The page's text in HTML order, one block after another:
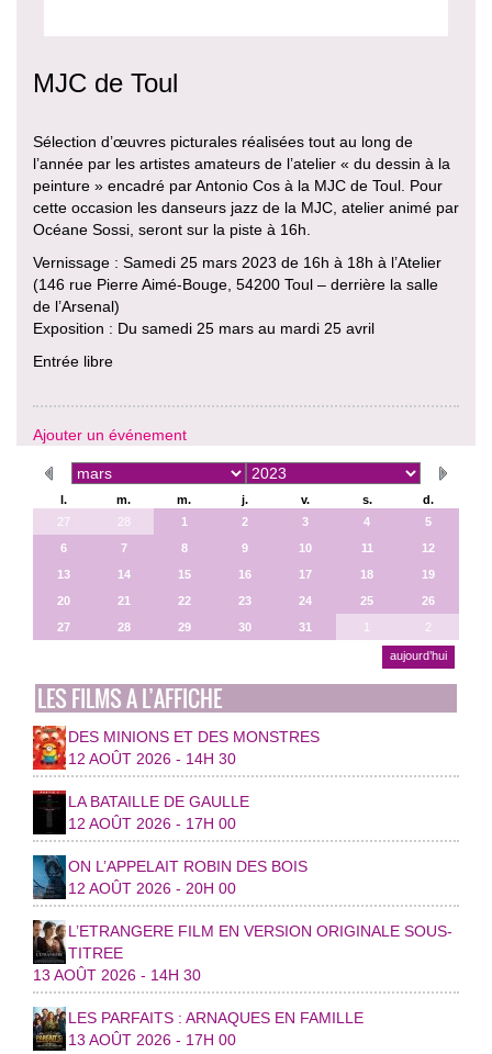
MJC de Toul
Sélection d’œuvres picturales réalisées tout au long de
l’année par les artistes amateurs de l’atelier « du dessin à la
peinture » encadré par Antonio Cos à la MJC de Toul. Pour
cette occasion les danseurs jazz de la MJC, atelier animé par
Océane Sossi, seront sur la piste à 16h.
Vernissage : Samedi 25 mars 2023 de 16h à 18h à l’Atelier
(146 rue Pierre Aimé-Bouge, 54200 Toul – derrière la salle
de l’Arsenal)
Exposition : Du samedi 25 mars au mardi 25 avril
Entrée libre
Ajouter un événement
l. m. m. j. v. s.
d.
27
28 1 2 3 4
5
6
7 8 9 10 11
12
13
14 15 16 17 18
19
20
21 22 23 24 25
26
27
28 29 30 31 1 2
aujourd’hui
LES FILMS A L’AFFICHE
DES MINIONS ET DES MONSTRES
12 AOÛT 2026 - 14H 30
LA BATAILLE DE GAULLE
12 AOÛT 2026 - 17H 00
ON L’APPELAIT ROBIN DES BOIS
12 AOÛT 2026 - 20H 00
L’ETRANGERE FILM EN VERSION ORIGINALE SOUS-
TITREE
13 AOÛT 2026 - 14H 30
LES PARFAITS : ARNAQUES EN FAMILLE
13 AOÛT 2026 - 17H 00